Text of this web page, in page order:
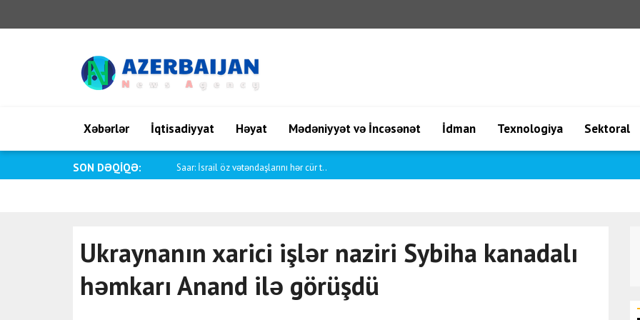
Xəbərlər İqtisadiyyat Həyat Mədəniyyət və İncəsənət İdman Texnologiya Sektoral
SON DƏQİQƏ: Saar: İsrail öz vətəndaşlarını hər cür t..
Ukraynanın xarici işlər naziri Sybiha kanadalı
həmkarı Anand ilə görüşdü